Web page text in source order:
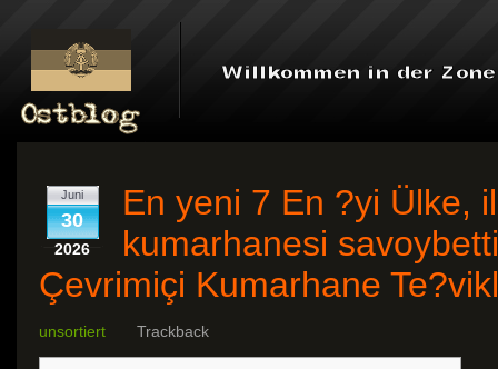
Juni
30
2026
En yeni 7 En ?yi Ülke,
kumarhanesi
Çevrimiçi Kumarhane
unsortiert Trackback